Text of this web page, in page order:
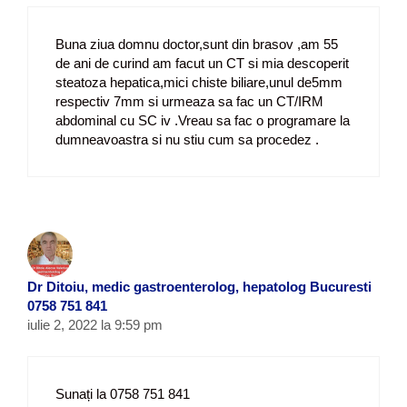
Buna ziua domnu doctor,sunt din brasov ,am 55
de ani de curind am facut un CT si mia descoperit
steatoza hepatica,mici chiste biliare,unul de5mm
respectiv 7mm si urmeaza sa fac un CT/IRM
abdominal cu SC iv .Vreau sa fac o programare la
dumneavoastra si nu stiu cum sa procedez .
Dr Ditoiu, medic gastroenterolog, hepatolog Bucuresti
0758 751 841
iulie 2, 2022 la 9:59 pm
Sunați la 0758 751 841